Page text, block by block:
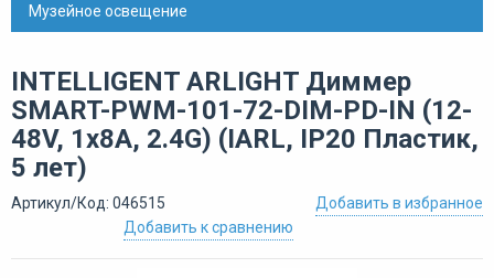
Музейное освещение
INTELLIGENT ARLIGHT Диммер
SMART-PWM-101-72-DIM-PD-IN (12-
48V, 1x8A, 2.4G) (IARL, IP20 Пластик,
5 лет)
Артикул/Код: 046515
Добавить в избранное
Добавить к сравнению